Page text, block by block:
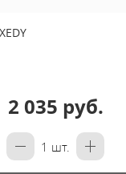
2 035 руб.
1 шт.